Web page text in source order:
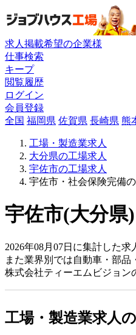
求人掲載希望の企業様
仕事検索
キープ
閲覧履歴
ログイン
会員登録
全国 福岡県 佐賀県 長崎県 熊
工場・製造業求人
大分県の工場求人
宇佐市の工場求人
宇佐市・社会保険完備
宇佐市(大分県
2026年08月07日に集計した
また業界別では自動車・部品
株式会社ティーエムビジョン
工場・製造業求人